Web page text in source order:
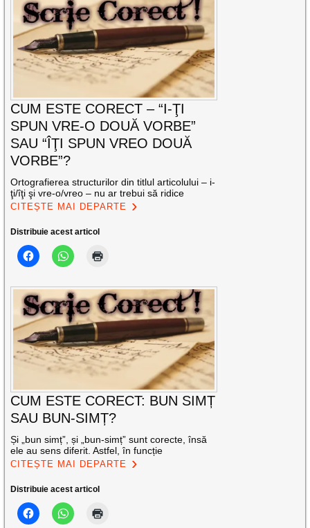
CUM ESTE CORECT – “I-ŢI
SPUN VRE-O DOUĂ VORBE”
SAU “ÎŢI SPUN VREO DOUĂ
VORBE”?
Ortografierea structurilor din titlul articolului – i-
ţi/îţi şi vre-o/vreo – nu ar trebui să ridice
CITEȘTE MAI DEPARTE
Distribuie acest articol
CUM ESTE CORECT: BUN SIMȚ
SAU BUN-SIMȚ?
Și „bun simț”, și „bun-simț” sunt corecte, însă
ele au sens diferit. Astfel, în funcție
CITEȘTE MAI DEPARTE
Distribuie acest articol